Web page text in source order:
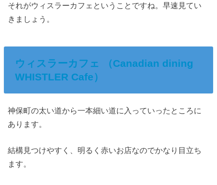
それがウィスラーカフェということですね。早速見てい
きましょう。
ウィスラーカフェ （Canadian dining
WHISTLER Cafe）
神保町の太い道から一本細い道に入っていったところに
あります。
結構見つけやすく、明るく赤いお店なのでかなり目立ち
ます。